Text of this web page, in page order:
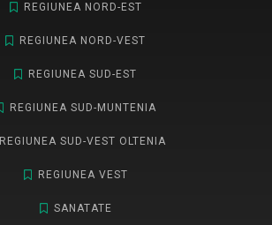
REGIUNEA NORD-EST
REGIUNEA NORD-VEST
REGIUNEA SUD-EST
REGIUNEA SUD-MUNTENIA
REGIUNEA SUD-VEST OLTENIA
REGIUNEA VEST
SANATATE